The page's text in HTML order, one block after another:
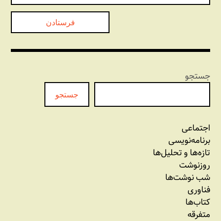
جستجو
جستجو
اجتماعی
برنامه‏‌نویسی
تازه‌‌ها و تحلیل‌ها
روزنوشت
شب نوشت‌ها
فناوری
کتاب‌ها
متفرقه